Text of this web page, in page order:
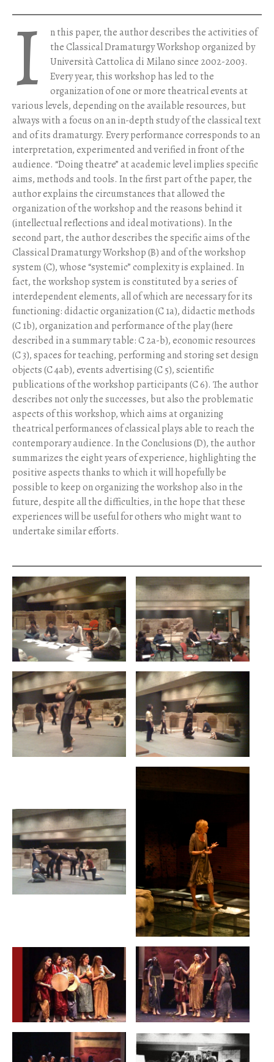
I
n this paper, the author describes the activities of
the Classical Dramaturgy Workshop organized by
Università Cattolica di Milano since 2002-2003.
Every year, this workshop has led to the
organization of one or more theatrical events at
various levels, depending on the available resources, but
always with a focus on an in-depth study of the classical text
and of its dramaturgy. Every performance corresponds to an
interpretation, experimented and verified in front of the
audience. “Doing theatre” at academic level implies specific
aims, methods and tools. In the first part of the paper, the
author explains the circumstances that allowed the
organization of the workshop and the reasons behind it
(intellectual reflections and ideal motivations). In the
second part, the author describes the specific aims of the
Classical Dramaturgy Workshop (B) and of the workshop
system (C), whose “systemic” complexity is explained. In
fact, the workshop system is constituted by a series of
interdependent elements, all of which are necessary for its
functioning: didactic organization (C 1a), didactic methods
(C 1b), organization and performance of the play (here
described in a summary table: C 2a-b), economic resources
(C 3), spaces for teaching, performing and storing set design
objects (C 4ab), events advertising (C 5), scientific
publications of the workshop participants (C 6). The author
describes not only the successes, but also the problematic
aspects of this workshop, which aims at organizing
theatrical performances of classical plays able to reach the
contemporary audience. In the Conclusions (D), the author
summarizes the eight years of experience, highlighting the
positive aspects thanks to which it will hopefully be
possible to keep on organizing the workshop also in the
future, despite all the difficulties, in the hope that these
experiences will be useful for others who might want to
undertake similar efforts.